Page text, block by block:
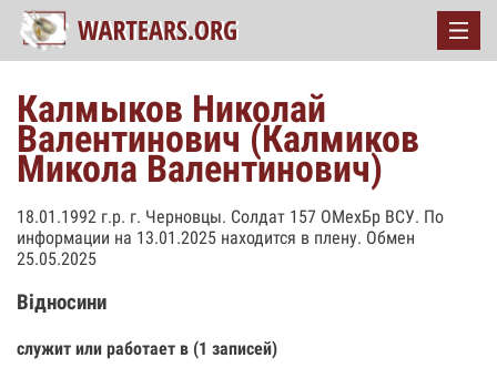
Калмыков Николай
Валентинович (Калмиков
Микола Валентинович)
18.01.1992 г.р. г. Черновцы. Солдат 157 ОМехБр ВСУ. По
информации на 13.01.2025 находится в плену. Обмен
25.05.2025
Відносини
служит или работает в (1 записей)